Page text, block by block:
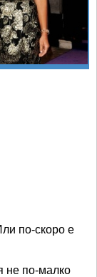
по-скоро е
не по-малко